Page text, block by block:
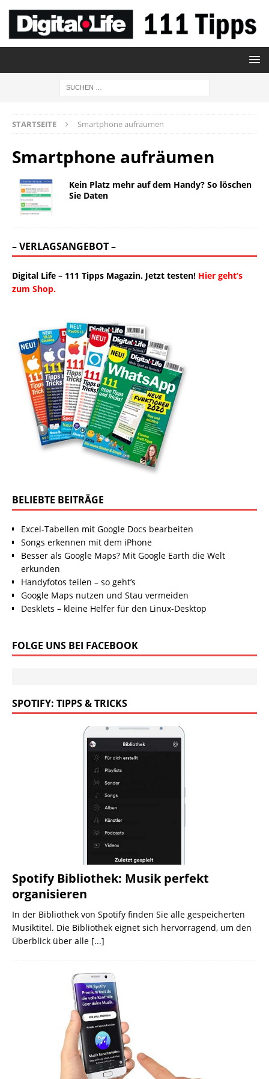
STARTSEITE Smartphone aufräumen
Smartphone aufräumen
Kein Platz mehr auf dem Handy? So löschen
Sie Daten
– VERLAGSANGEBOT –
Digital Life – 111 Tipps Magazin. Jetzt testen! Hier geht’s
zum Shop.
BELIEBTE BEITRÄGE
Excel-Tabellen mit Google Docs bearbeiten
Songs erkennen mit dem iPhone
Besser als Google Maps? Mit Google Earth die Welt
erkunden
Handyfotos teilen – so geht’s
Google Maps nutzen und Stau vermeiden
Desklets – kleine Helfer für den Linux-Desktop
FOLGE UNS BEI FACEBOOK
SPOTIFY: TIPPS & TRICKS
Spotify Bibliothek: Musik perfekt
organisieren
In der Bibliothek von Spotify finden Sie alle gespeicherten
Musiktitel. Die Bibliothek eignet sich hervorragend, um den
Überblick über alle [...]